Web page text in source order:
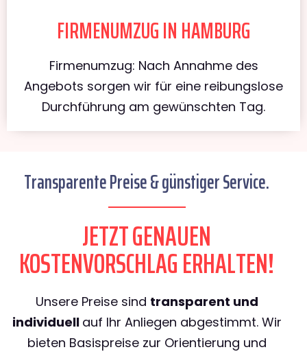
FIRMENUMZUG IN HAMBURG
Firmenumzug: Nach Annahme des
Angebots sorgen wir für eine reibungslose
Durchführung am gewünschten Tag.
Transparente Preise & günstiger Service.
JETZT GENAUEN
KOSTENVORSCHLAG ERHALTEN!
Unsere Preise sind transparent und
individuell auf Ihr Anliegen abgestimmt. Wir
bieten Basispreise zur Orientierung und